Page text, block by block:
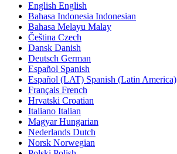
English English
Bahasa Indonesia Indonesian
Bahasa Melayu Malay
Čeština Czech
Dansk Danish
Deutsch German
Español Spanish
Español (LAT) Spanish (Latin America)
Français French
Hrvatski Croatian
Italiano Italian
Magyar Hungarian
Nederlands Dutch
Norsk Norwegian